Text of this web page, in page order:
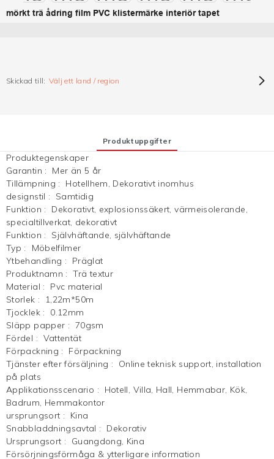
mörkt trä ådring film PVC klistermärke interiör tapet
Skickad till: Välj ett land / region
Produktuppgifter
Produktegenskaper
Garantin :
Mer än 5 år
Tillämpning :
Hotellhem, Dekorativt inomhus
designstil :
Samtidig
Funktion :
Dekorativt, explosionssäkert, värmeisolerande,
specialtillverkat, dekorativt
Funktion :
Självhäftande, självhäftande
Typ :
Möbelfilmer
Ytbehandling :
Präglat
Produktnamn : Trä textur
Material :
Pvc material
Storlek :
1,22m*50m
Tjocklek :
0.12mm
Släpp papper : 70gsm
Fördel : Vattentät
Förpackning :
Förpackning
Tjänster efter försäljning :
Online teknisk support, installation
på plats
Applikationsscenario :
Hotell, Villa, Hall, Hemmabar, Kök,
Badrum, Hemmakontor
ursprungsort :
Kina
Snabbladdningsavtal :
Dekorativ
Ursprungsort :
Guangdong, Kina
Försörjningsförmåga & ytterligare information